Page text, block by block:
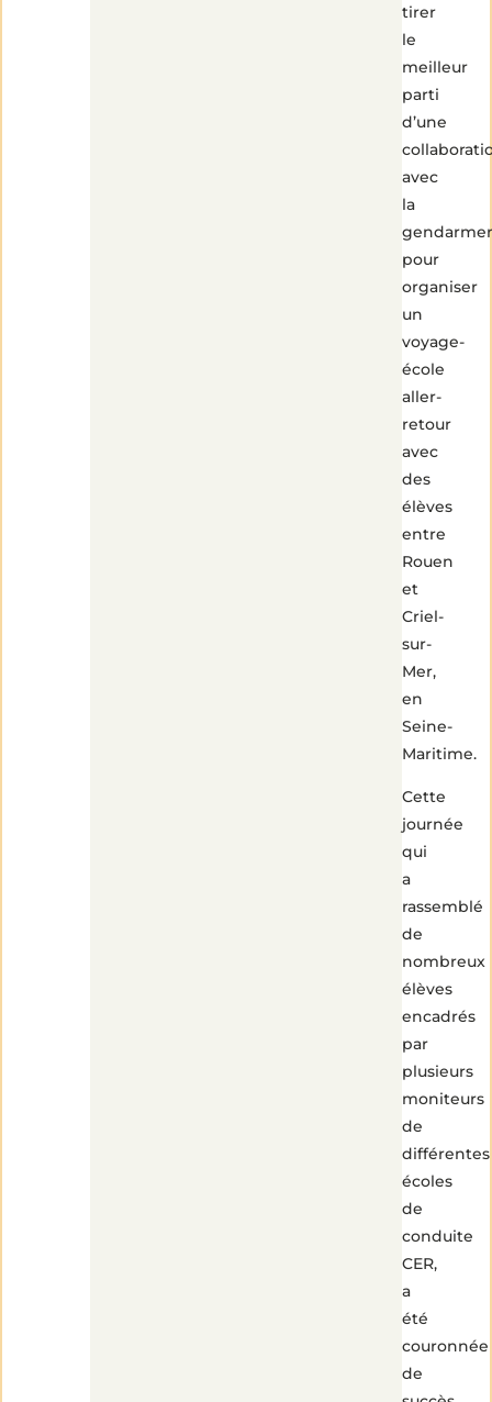
tirer
le
meilleur
parti
d’une
avec
la
pour
organiser
un
voyage-
école
aller-
retour
avec
des
élèves
entre
Rouen
et
Criel-
sur-
Mer,
en
Seine-
Maritime.
Cette
journée
qui
a
rassemblé
de
nombreux
élèves
encadrés
par
plusieurs
moniteurs
de
différentes
écoles
de
conduite
CER,
a
été
couronnée
de